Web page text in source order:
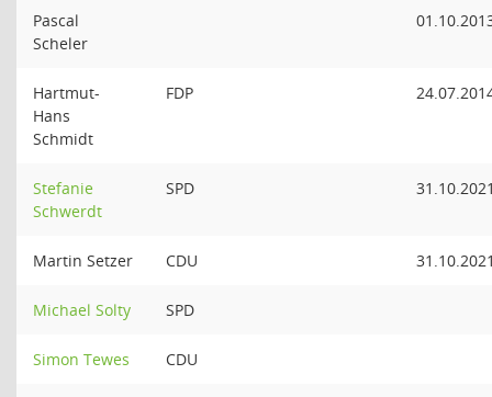
Pascal
Scheler
Hartmut-
Hans
Schmidt
FDP
Stefanie
Schwerdt
SPD
Martin Setzer CDU
Michael Solty SPD
Simon Tewes CDU